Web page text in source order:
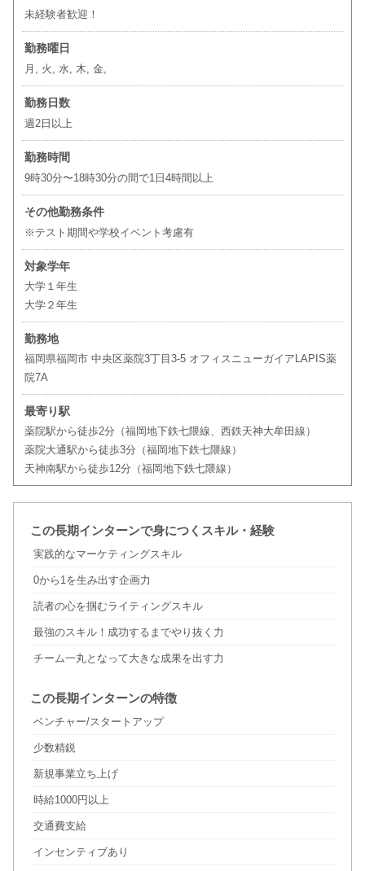
未経験者歓迎！
勤務曜日
月, 火, 水, 木, 金,
勤務日数
週2日以上
勤務時間
9時30分〜18時30分の間で1日4時間以上
その他勤務条件
※テスト期間や学校イベント考慮有
対象学年
大学１年生
大学２年生
勤務地
福岡県福岡市 中央区薬院3丁目3-5 オフィスニューガイアLAPIS薬
院7A
最寄り駅
薬院駅から徒歩2分（福岡地下鉄七隈線、西鉄天神大牟田線）
薬院大通駅から徒歩3分（福岡地下鉄七隈線）
天神南駅から徒歩12分（福岡地下鉄七隈線）
この長期インターンで身につくスキル・経験
実践的なマーケティングスキル
0から1を生み出す企画力
読者の心を掴むライティングスキル
最強のスキル！成功するまでやり抜く力
チーム一丸となって大きな成果を出す力
この長期インターンの特徴
ベンチャー/スタートアップ
少数精鋭
新規事業立ち上げ
時給1000円以上
交通費支給
インセンティブあり